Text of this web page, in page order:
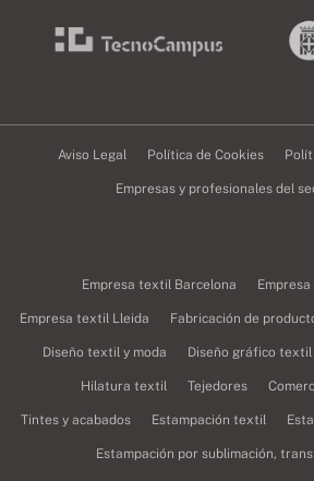
Aviso Legal Política de Cookies
Empresas y profesionales del
Empresa textil Barcelona
Empresa textil Lleida Fabricación de
Diseño textil y moda Diseño gráfico textil
Hilatura textil Tejedores
Tintes y acabados Estampación textil
Estampación por sublimación,